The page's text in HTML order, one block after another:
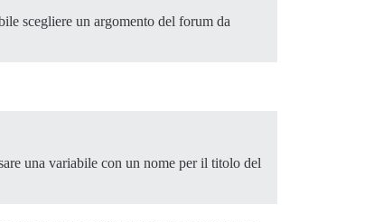
scegliere un argomento del forum da
una variabile con un nome per il titolo del